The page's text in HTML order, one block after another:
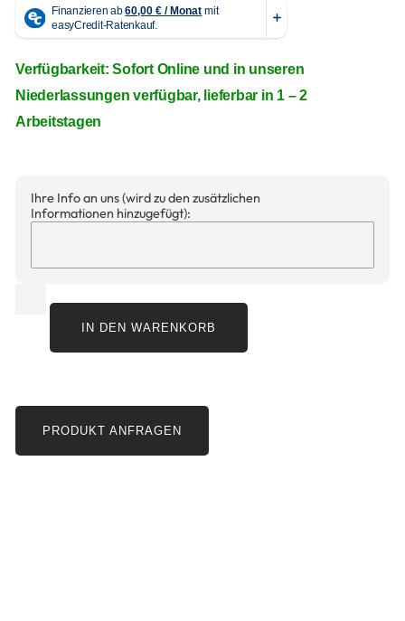
Verfügbarkeit: Sofort Online und in unseren
Niederlassungen verfügbar, lieferbar in 1 – 2
Arbeitstagen
Ihre Info an uns (wird zu den zusätzlichen
Informationen hinzugefügt):
IN DEN WARENKORB
PRODUKT ANFRAGEN